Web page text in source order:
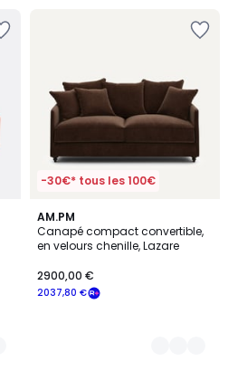
-30€* tous les 100€
AM.PM
Canapé compact convertible,
en velours chenille, Lazare
2037,80 €
2900,00 €
8
Couleurs